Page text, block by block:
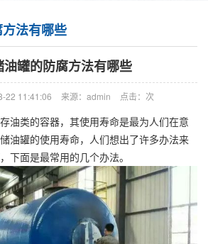
法有哪些
油罐的防腐方法有哪些
22 11:41:06 来源：admin 点击： 次
油类的容器，其使用寿命是最为人们在意
油罐的使用寿命，人们想出了许多办法来
下面是最常用的几个办法。